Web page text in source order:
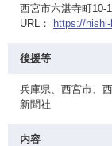
西宮市六湛寺町10-
URL：
https://
後援等
兵庫県、西宮市、
新聞社
内容